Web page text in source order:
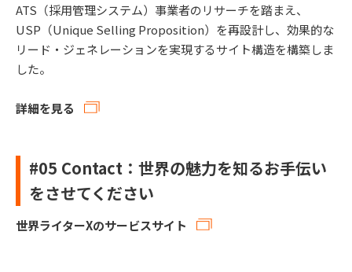
ATS（採用管理システム）事業者のリサーチを踏まえ、
USP（Unique Selling Proposition）を再設計し、効果的な
リード・ジェネレーションを実現するサイト構造を構築しま
した。
詳細を見る
#05 Contact： 世界の魅力を知るお手伝い
をさせてください
世界ライターXのサービスサイト